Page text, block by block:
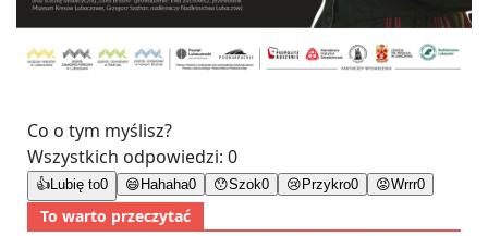
Co o tym myślisz?
Wszystkich odpowiedzi: 0
👍Lubię to0 😄 Hahaha0 😯Szok0 😢 Przykro0 😡Wrrr0
To warto przeczytać